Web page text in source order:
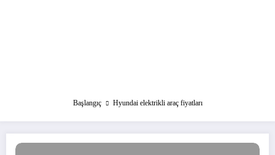
Başlangıç Hyundai elektrikli araç fiyatları